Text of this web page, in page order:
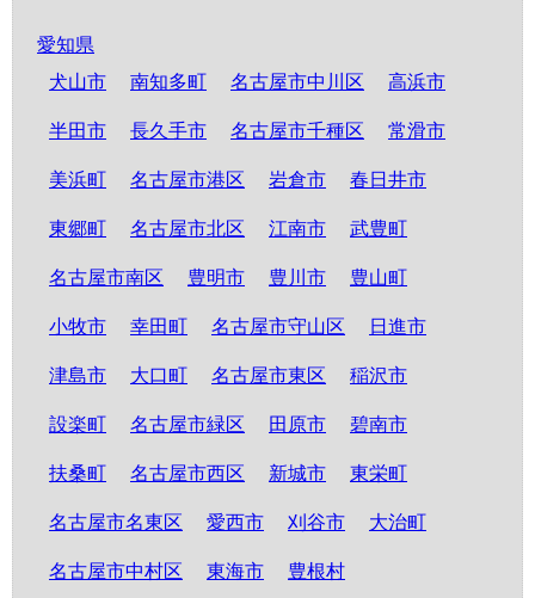
愛知県
犬山市
南知多町 名古屋市中川区 高浜市
半田市 長久手市 名古屋市千種区 常滑市
美浜町 名古屋市港区 岩倉市 春日井市
東郷町 名古屋市北区 江南市 武豊町
名古屋市南区 豊明市 豊川市 豊山町
小牧市 幸田町 名古屋市守山区 日進市
津島市 大口町 名古屋市東区 稲沢市
設楽町 名古屋市緑区 田原市 碧南市
扶桑町 名古屋市西区 新城市 東栄町
名古屋市名東区 愛西市 刈谷市 大治町
名古屋市中村区 東海市 豊根村